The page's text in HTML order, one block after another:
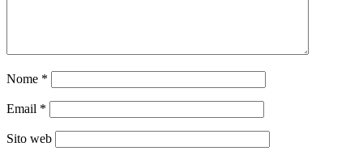
Nome *
Email *
Sito web